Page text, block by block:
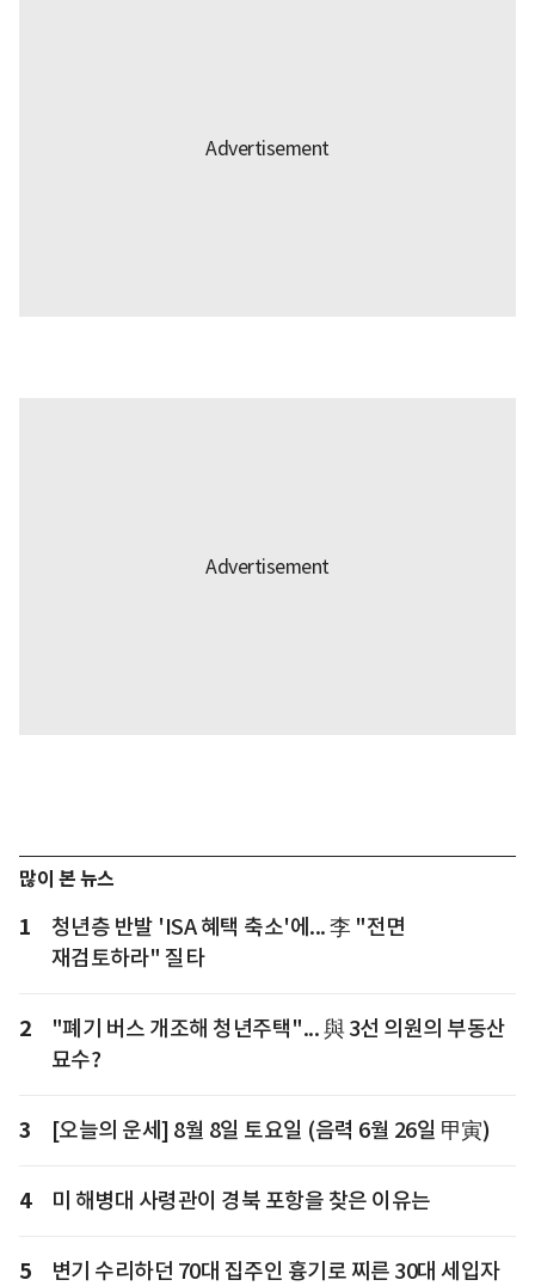
많이 본 뉴스
1
청년층 반발 'ISA 혜택 축소'에... 李 "전면
재검토하라" 질타
2
"폐기 버스 개조해 청년주택"... 與 3선 의원의 부동산
묘수?
3 [오늘의 운세] 8월 8일 토요일 (음력 6월 26일 甲寅)
4 미 해병대 사령관이 경북 포항을 찾은 이유는
5
변기 수리하던 70대 집주인 흉기로 찌른 30대 세입자